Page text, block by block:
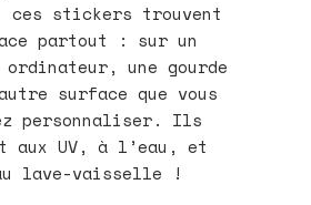
ces stickers trouvent
partout : sur un
une gourde
surface que vous
personnaliser. Ils
aux UV, à l’eau, et
au lave-vaisselle !